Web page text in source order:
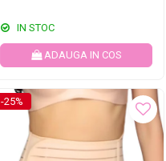
IN STOC
ADAUGA IN COS
-25%